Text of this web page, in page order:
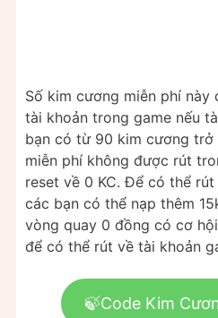
Số kim cương miễn phí
tài khoản trong game nếu
bạn có từ 90 kim cương trở
miễn phí không được rút
reset về 0 KC. Để có thể
các bạn có thể nạp thêm
vòng quay 0 đồng có cơ
để có thể rút về tài khoản
🍃Code Kim